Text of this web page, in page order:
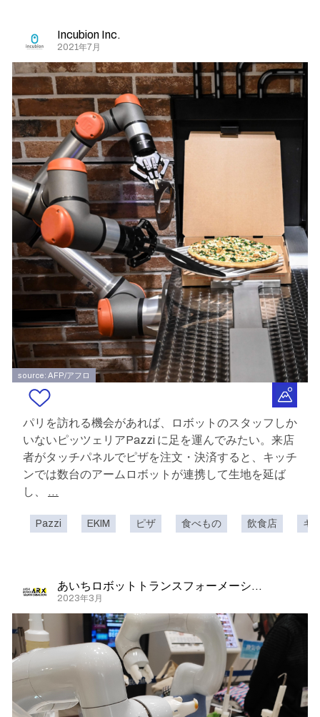
Incubion Inc.
2021年7月
source: AFP/アフロ
パリを訪れる機会があれば、ロボットのスタッフしか
いないピッツェリアPazzi に足を運んでみたい。来店
者がタッチパネルでピザを注文・決済すると、キッチ
ンでは数台のアームロボットが連携して生地を延ば
し、
...
Pazzi EKIM ピザ 食べもの 飲食店 キ
あいちロボットトランスフォーメーション
2023年3月